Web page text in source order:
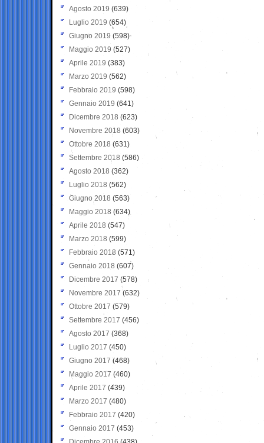
Agosto 2019 (639)
Luglio 2019 (654)
Giugno 2019 (598)
Maggio 2019 (527)
Aprile 2019 (383)
Marzo 2019 (562)
Febbraio 2019 (598)
Gennaio 2019 (641)
Dicembre 2018 (623)
Novembre 2018 (603)
Ottobre 2018 (631)
Settembre 2018 (586)
Agosto 2018 (362)
Luglio 2018 (562)
Giugno 2018 (563)
Maggio 2018 (634)
Aprile 2018 (547)
Marzo 2018 (599)
Febbraio 2018 (571)
Gennaio 2018 (607)
Dicembre 2017 (578)
Novembre 2017 (632)
Ottobre 2017 (579)
Settembre 2017 (456)
Agosto 2017 (368)
Luglio 2017 (450)
Giugno 2017 (468)
Maggio 2017 (460)
Aprile 2017 (439)
Marzo 2017 (480)
Febbraio 2017 (420)
Gennaio 2017 (453)